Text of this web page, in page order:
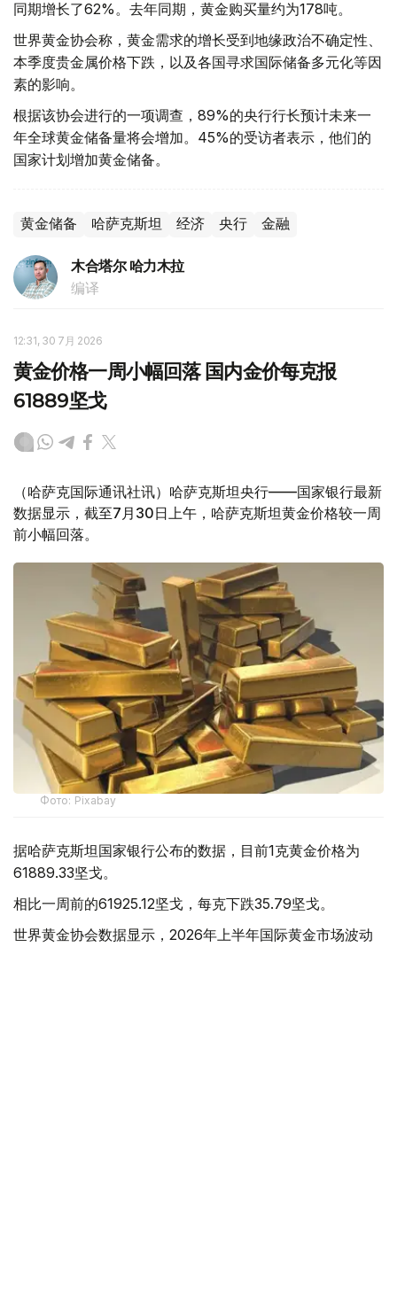
同期增长了62%。去年同期，黄金购买量约为178吨。
世界黄金协会称，黄金需求的增长受到地缘政治不确定性、
本季度贵金属价格下跌，以及各国寻求国际储备多元化等因
素的影响。
根据该协会进行的一项调查，89%的央行行长预计未来一
年全球黄金储备量将会增加。45%的受访者表示，他们的
国家计划增加黄金储备。
黄金储备 哈萨克斯坦 经济 央行 金融
木合塔尔 哈力木拉
编译
12:31, 30 7月 2026
黄金价格一周小幅回落 国内金价每克报
61889坚戈
（哈萨克国际通讯社讯）哈萨克斯坦央行——国家银行最新
数据显示，截至7月30日上午，哈萨克斯坦黄金价格较一周
前小幅回落。
Фото: Pixabay
据哈萨克斯坦国家银行公布的数据，目前1克黄金价格为
61889.33坚戈。
相比一周前的61925.12坚戈，每克下跌35.79坚戈。
世界黄金协会数据显示，2026年上半年国际黄金市场波动